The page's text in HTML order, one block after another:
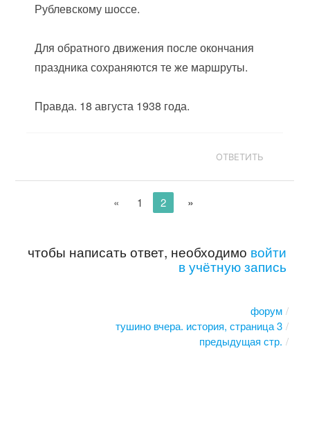
Рублевскому шоссе.
Для обратного движения после окончания
праздника сохраняются те же маршруты.
Правда. 18 августа 1938 года.
ОТВЕТИТЬ
« 1 2 »
чтобы написать ответ, необходимо войти
в учётную запись
форум
тушино вчера. история, страница 3
предыдущая стр.